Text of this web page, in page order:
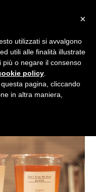
LA TUA
×
utilizzati si avvalgono
utili alle finalità illustrate
più o negare il consenso
policy
pagina, cliccando
in altra maniera,